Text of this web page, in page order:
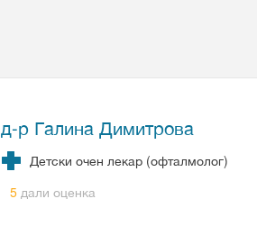
д-р Галина Димитрова
Детски очен лекар (офталмолог)
5 дали оценка